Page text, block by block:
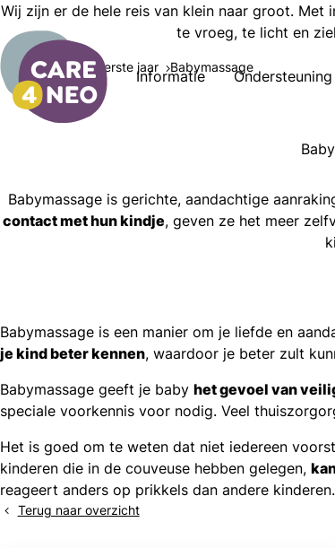
Informatie Ondersteuning
Wij zijn er de hele reis van klein naar groot.
te vroeg, te licht en
Informatie Eerste jaar Babymassage
Babymassage is gerichte, aandachtige
contact met hun kindje, geven ze het meer
Babymassage is een manier om je liefde en
je kind beter kennen, waardoor je beter zult
Babymassage geeft je baby het gevoel van
speciale voorkennis voor nodig. Veel
Het is goed om te weten dat niet iedereen
kinderen die in de couveuse hebben gelegen,
reageert anders op prikkels dan andere kinderen.
Terug naar overzicht